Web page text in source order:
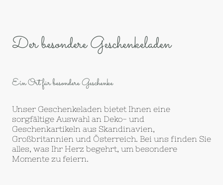
Der besondere Geschenkeladen
Ein Ort für besondere Geschenke
Unser Geschenkeladen bietet Ihnen eine
sorgfältige Auswahl an Deko- und
Geschenkartikeln aus Skandinavien,
Großbritannien und Österreich. Bei uns finden Sie
alles, was Ihr Herz begehrt, um besondere
Momente zu feiern.